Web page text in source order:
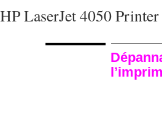
HP LaserJet 4050